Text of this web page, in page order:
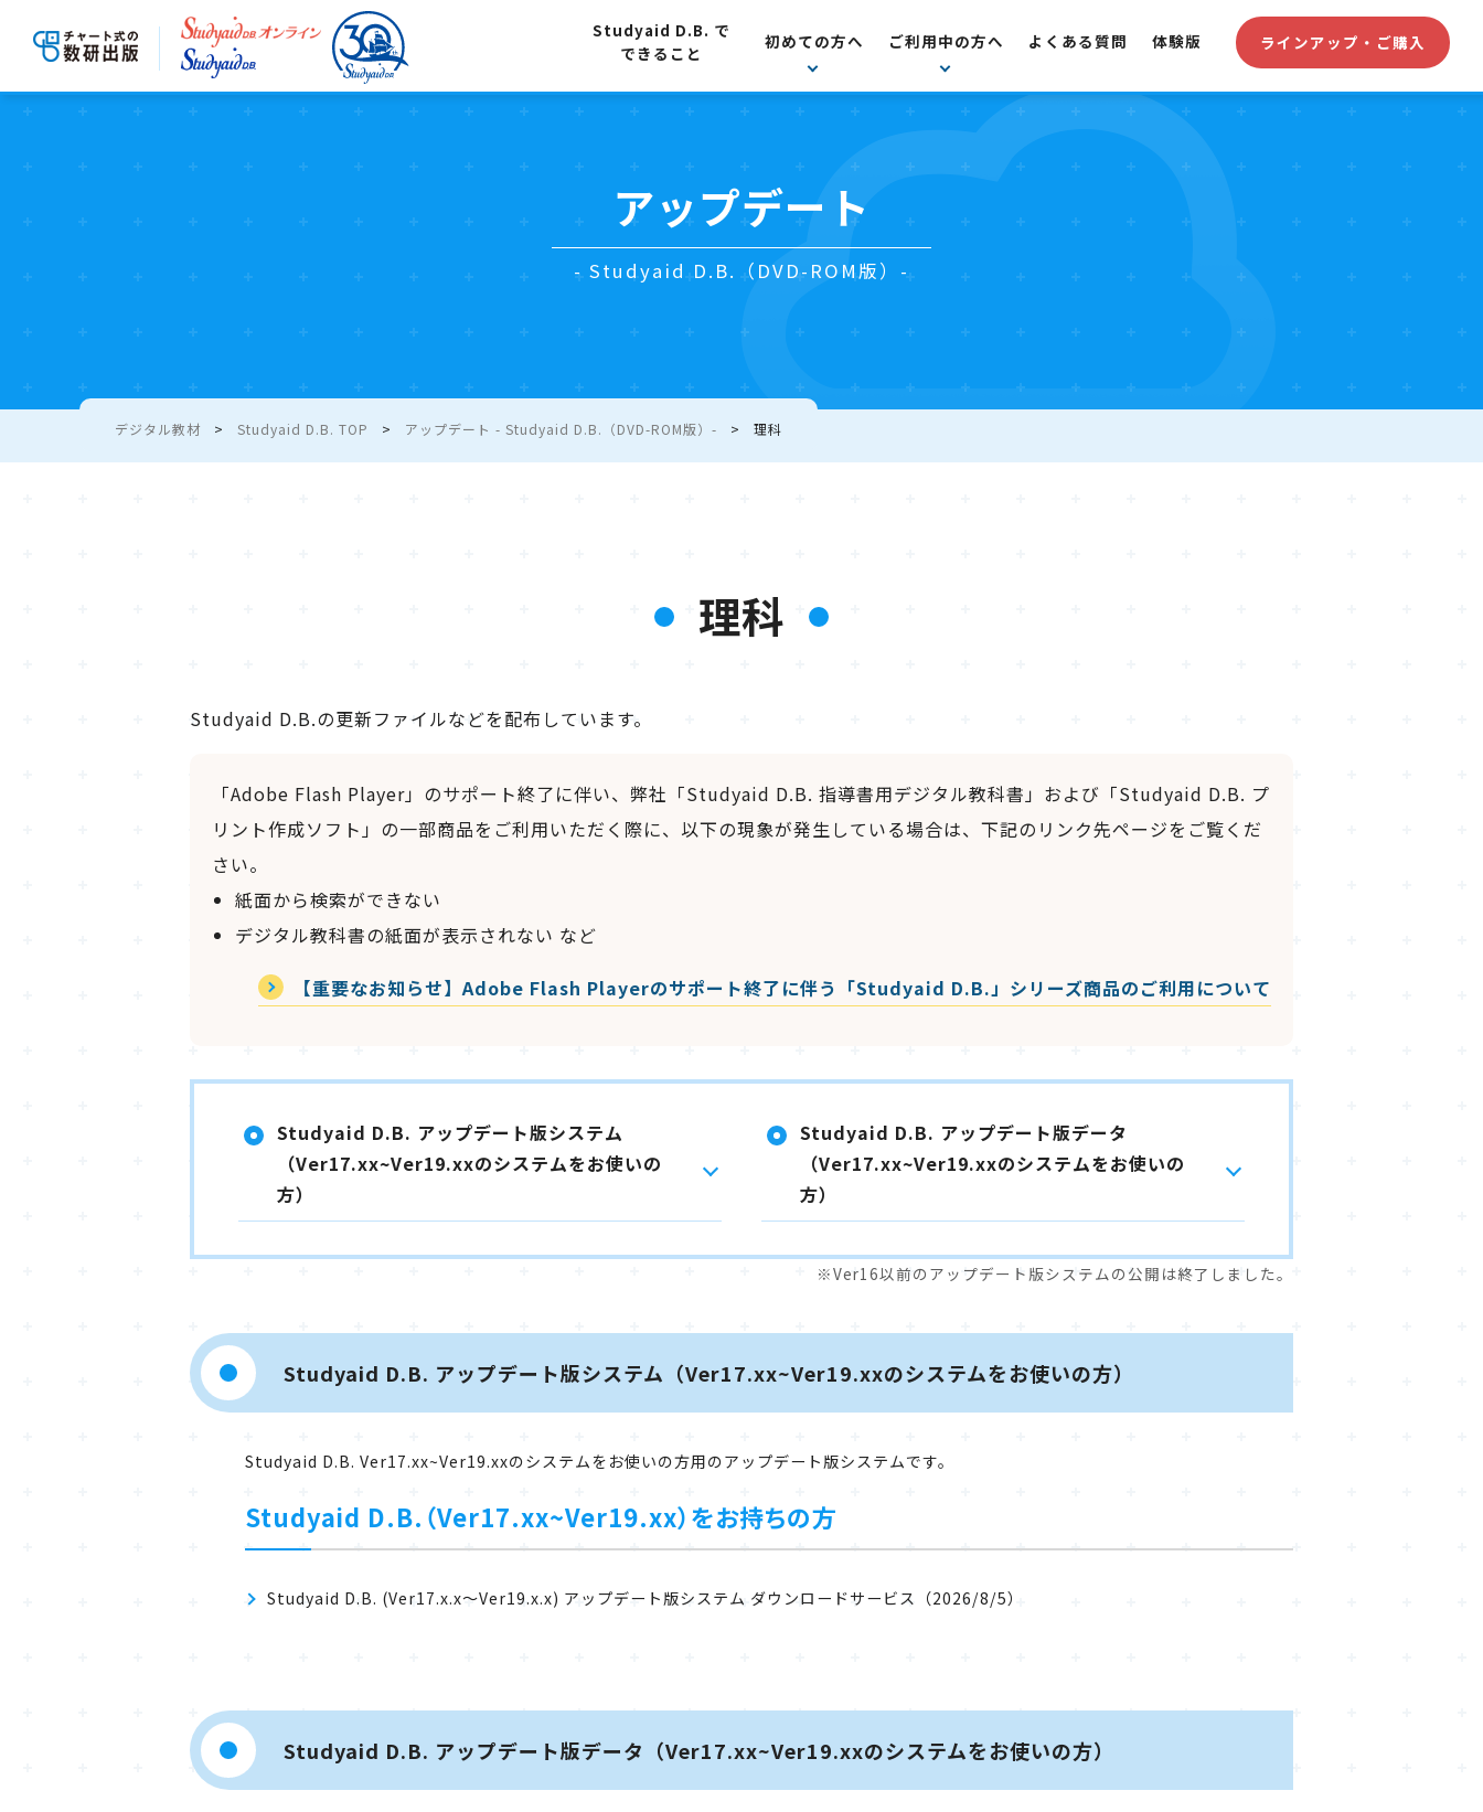
Studyaid D.B. で
できること
初めての方へ ご利用中の方へ よくある質問 体験版 ラインアップ・ご購入
アップデート
- Studyaid D.B.（DVD-ROM版）-
デジタル教材 Studyaid D.B. TOP アップデート - Studyaid D.B.（DVD-ROM版）- 理科
理科
Studyaid D.B.の更新ファイルなどを配布しています。
「Adobe Flash Player」のサポート終了に伴い、弊社「Studyaid D.B. 指導書用デジタル教科書」および「Studyaid D.B. プ
リント作成ソフト」の一部商品をご利用いただく際に、以下の現象が発生している場合は、下記のリンク先ページをご覧くだ
さい。
紙面から検索ができない
デジタル教科書の紙面が表示されない など
【重要なお知らせ】Adobe Flash Playerのサポート終了に伴う「Studyaid D.B.」シリーズ商品のご利用について
Studyaid D.B. アップデート版システム
（Ver17.xx~Ver19.xxのシステムをお使いの
方）
Studyaid D.B. アップデート版データ
（Ver17.xx~Ver19.xxのシステムをお使いの
方）
Ver16以前のアップデート版システムの公開は終了しました。
Studyaid D.B. アップデート版システム（Ver17.xx~Ver19.xxのシステムをお使いの方）
Studyaid D.B. Ver17.xx~Ver19.xxのシステムをお使いの方用のアップデート版システムです。
Studyaid D.B.（Ver17.xx~Ver19.xx）をお持ちの方
Studyaid D.B. (Ver17.x.x～Ver19.x.x) アップデート版システム ダウンロードサービス（2026/8/5）
Studyaid D.B. アップデート版データ（Ver17.xx~Ver19.xxのシステムをお使いの方）